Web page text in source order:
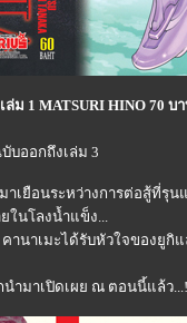
ล่ม 1 MATSURI HINO 70
บับออกถึงเล่ม 3
เยือนระหว่างการต่อสู้ที่รุ
ในโลงน้ำแข็ง...
านาเมะได้รับหัวใจของยูกิ
ำมาเปิดเผย ณ ตอนนี้แล้ว